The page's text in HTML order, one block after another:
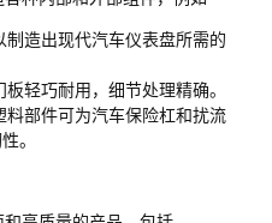
制造出现代汽车仪表盘所需的
轻巧耐用，细节处理精确。
料部件可为汽车保险杠和扰流
。